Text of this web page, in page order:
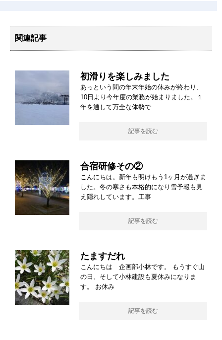
関連記事
初滑りを楽しみました
あっという間の年末年始の休みが終わり、
10日より今年度の業務が始まりました。１
年を通して万全な体勢で
記事を読む
合宿研修その②
こんにちは。新年も明けもう1ヶ月が過ぎま
した。冬の寒さも本格的になり雪予報も見
え隠れしています。工事
記事を読む
たますだれ
こんにちは 企画部小林です。 もうすぐ山
の日、そして小林建設も夏休みになりま
す。 お休み
記事を読む